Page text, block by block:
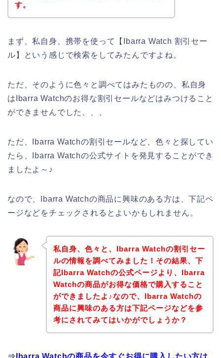
す。
まず、私自身、携帯を使って【Ibarra Watch 割引セー
ル】という感じで検索をしてみたんですよね。
ただ、そのように色々と調べてはみたものの、私自身
はIbarra Watchのお得な割引セールなどはみつけること
ができませんでした、、、
ただ、Ibarra Watchの割引セールなど、色々と探してい
たら、Ibarra Watchの公式サイトを発見することができ
ましたよ～♪
なので、Ibarra Watchの商品に興味のある方は、下記ペ
ージなどをチェックされるとよいかもしれません。
私自身、色々と、Ibarra Watchの割引セー
ルの情報を調べてみました！その結果、下
記Ibarra Watchの公式ページより、Ibarra
Watchの商品がお得な価格で購入すること
ができましたよ♪なので、Ibarra Watchの
商品に興味のある方は下記ページなどを参
考にされてみてはいかがでしょうか？
⇒ Ibarra Watchの商品を今すぐお得に購入したい方は